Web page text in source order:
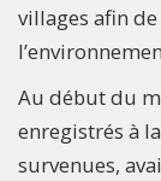
villages afin
Au début du
enregistrés à
survenues,